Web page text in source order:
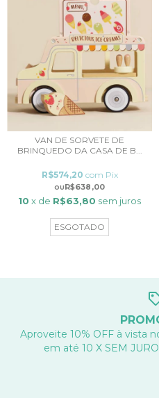
VAN DE SORVETE DE
BRINQUEDO DA CASA DE B...
R$638,00
R$574,20 com Pix
10 x de R$63,80 sem juros
ESGOTADO
Aproveite 10% OFF à vista
em até 10 X SEM